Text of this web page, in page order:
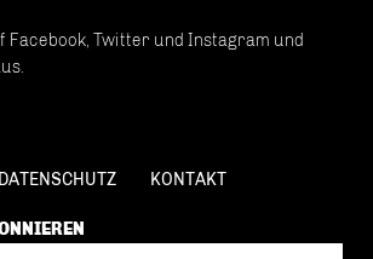
Facebook, Twitter und Instagram und
DATENSCHUTZ KONTAKT